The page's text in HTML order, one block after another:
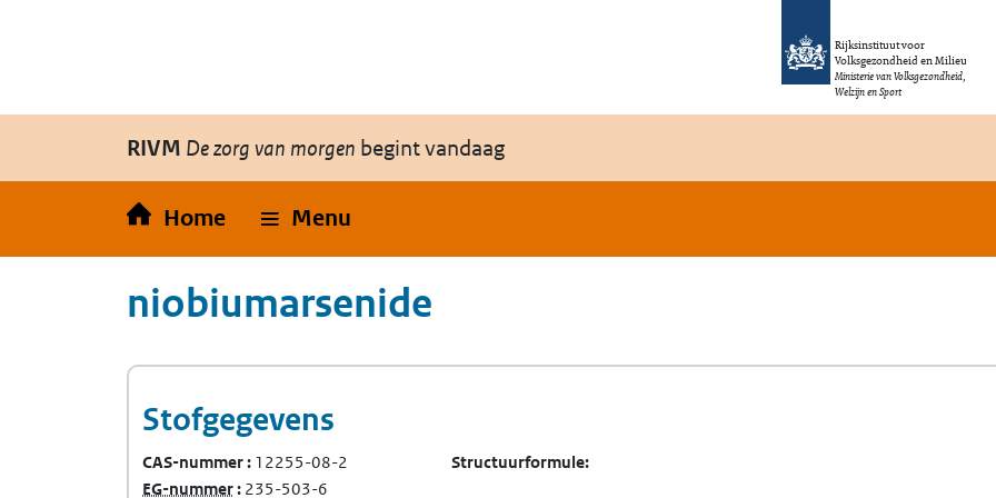
Rijksinstituut voor
Volksgezondheid en Milieu
Ministerie van Volksgezondheid,
Welzijn en Sport
RIVM De zorg van morgen begint vandaag
Home Menu
niobiumarsenide
Stofgegevens
CAS-nummer 12255-08-2
EG-nummer(Europees Gemeenschap-nummer)
235-503-6
Structuurformule